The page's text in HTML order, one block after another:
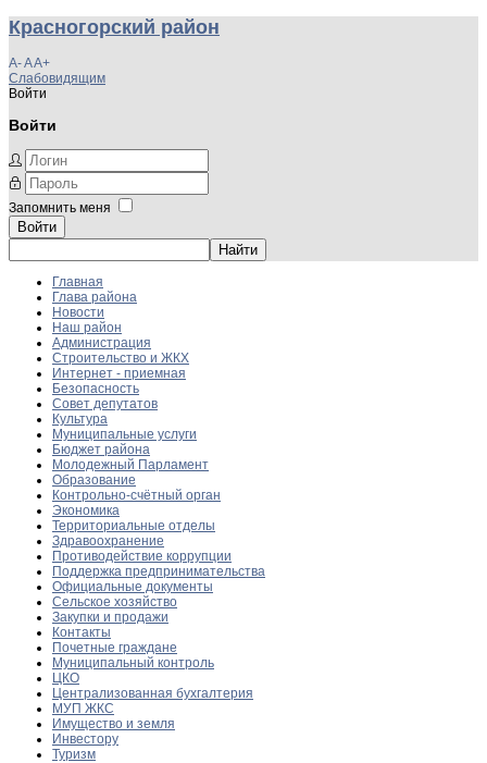
Красногорский район
A-AA+
Слабовидящим
Войти
Войти
Запомнить меня
Войти
Главная
Глава района
Новости
Наш район
Администрация
Строительство и ЖКХ
Интернет - приемная
Безопасность
Совет депутатов
Культура
Муниципальные услуги
Бюджет района
Молодежный Парламент
Образование
Контрольно-счётный орган
Экономика
Территориальные отделы
Здравоохранение
Противодействие коррупции
Поддержка предпринимательства
Официальные документы
Сельское хозяйство
Закупки и продажи
Контакты
Почетные граждане
Муниципальный контроль
ЦКО
Централизованная бухгалтерия
МУП ЖКС
Имущество и земля
Инвестору
Туризм